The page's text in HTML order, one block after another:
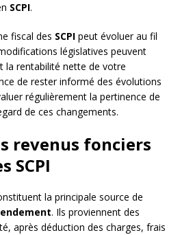
SCPI.
fiscal des SCPI peut évoluer au fil
législatives peuvent
la rentabilité nette de votre
de rester informé des évolutions
régulièrement la pertinence de
de ces changements.
revenus fonciers
SCPI
la principale source de
. Ils proviennent des
après déduction des charges, frais